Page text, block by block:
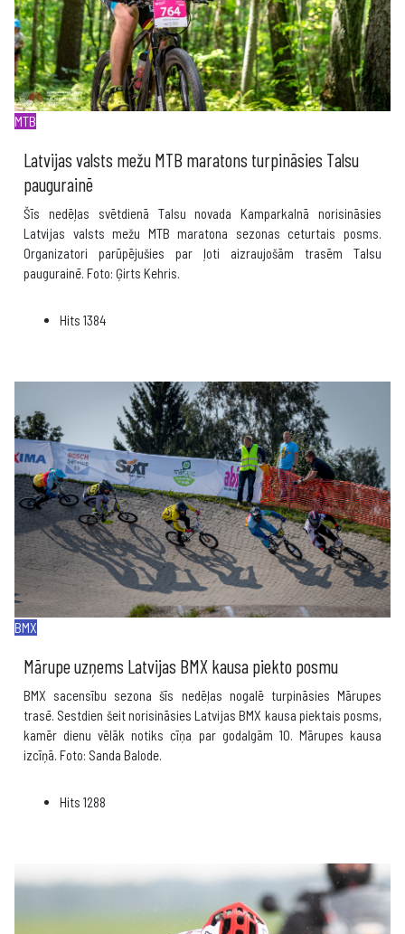
MTB
Latvijas valsts mežu MTB maratons turpināsies Talsu
paugurainē
Šīs nedēļas svētdienā Talsu novada Kamparkalnā norisināsies
Latvijas valsts mežu MTB maratona sezonas ceturtais posms.
Organizatori parūpējušies par ļoti aizraujošām trasēm Talsu
paugurainē. Foto: Ģirts Kehris.
Hits 1384
BMX
Mārupe uzņems Latvijas BMX kausa piekto posmu
BMX sacensību sezona šīs nedēļas nogalē turpināsies Mārupes
trasē. Sestdien šeit norisināsies Latvijas BMX kausa piektais posms,
kamēr dienu vēlāk notiks cīņa par godalgām 10. Mārupes kausa
izcīņā. Foto: Sanda Balode.
Hits 1288